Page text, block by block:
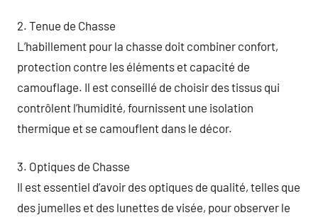
2. Tenue de Chasse
L’habillement pour la chasse doit combiner confort,
protection contre les éléments et capacité de
camouflage. Il est conseillé de choisir des tissus qui
contrôlent l’humidité, fournissent une isolation
thermique et se camouflent dans le décor.
3. Optiques de Chasse
Il est essentiel d’avoir des optiques de qualité, telles que
des jumelles et des lunettes de visée, pour observer le